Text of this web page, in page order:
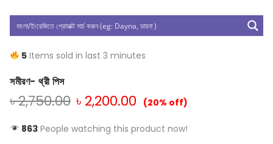
5Items sold in last 3 minutes
সমীরণ- থ্রী পিস
৳2,750.00 ৳ 2,200.00 (20% off)
863People watching this product now!